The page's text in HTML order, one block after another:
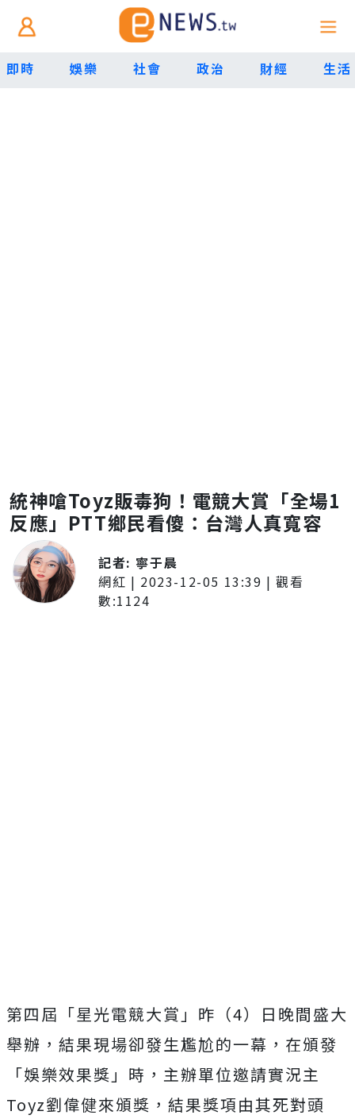
即時 娛樂 社會 政治 財經 生活
統神嗆Toyz販毒狗！電競大賞「全場1
反應」PTT鄉民看傻：台灣人真寬容
記者: 寧于晨
網紅 | 2023-12-05 13:39 | 觀看
數:1124
第四屆「星光電競大賞」昨（4）日晚間盛大
舉辦，結果現場卻發生尷尬的一幕，在頒發
「娛樂效果獎」時，主辦單位邀請實況主
Toyz劉偉健來頒獎，結果獎項由其死對頭